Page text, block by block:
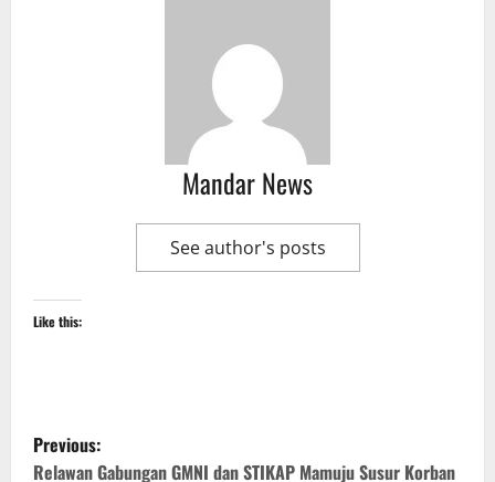
Mandar News
See author's posts
Like this:
P
Previous:
Relawan Gabungan GMNI dan STIKAP Mamuju Susur Korban